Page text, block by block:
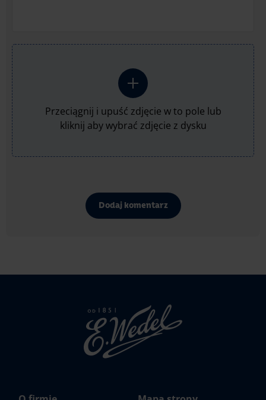
Przeciągnij i upuść zdjęcie w to pole lub
kliknij aby wybrać zdjęcie z dysku
Dodaj komentarz
Strona
głowna
Wedel.pl